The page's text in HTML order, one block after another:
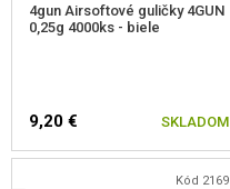
4gun Airsoftové guličky 4GUN
0,25g 4000ks - biele
9,20 € SKLADOM
Kód 2169